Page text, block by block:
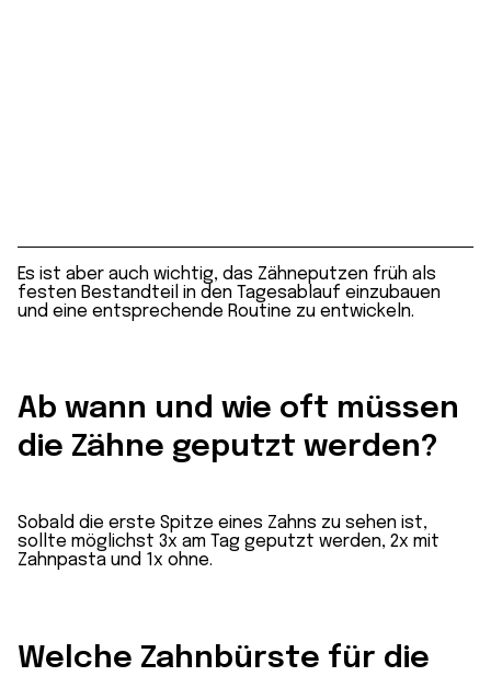
Es ist aber auch wichtig, das Zähneputzen früh als
festen Bestandteil in den Tagesablauf einzubauen
und eine entsprechende Routine zu entwickeln.
Ab wann und wie oft müssen
die Zähne geputzt werden?
Sobald die erste Spitze eines Zahns zu sehen ist,
sollte möglichst 3x am Tag geputzt werden, 2x mit
Zahnpasta und 1x ohne.
Welche Zahnbürste für die